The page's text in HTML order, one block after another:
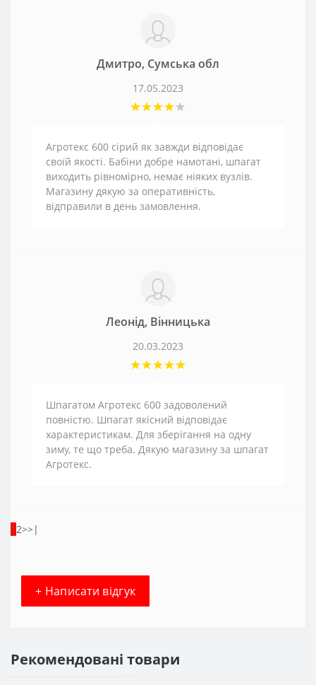
Дмитро, Сумська обл
17.05.2023
Агротекс 600 сірий як завжди відповідає
своїй якості. Бабіни добре намотані, шпагат
виходить рівномірно, немає ніяких вузлів.
Магазину дякую за оперативність,
відправили в день замовлення.
Леонід, Вінницька
20.03.2023
Шпагатом Агротекс 600 задоволений
повністю. Шпагат якісний відповідає
характеристикам. Для зберігання на одну
зиму, те що треба. Дякую магазину за шпагат
Агротекс.
1 2>>|
+ Написати відгук
Рекомендовані товари